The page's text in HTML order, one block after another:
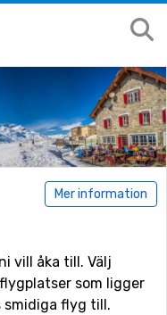
Mer information
vill åka till. Välj
som ligger
smidiga flyg till.